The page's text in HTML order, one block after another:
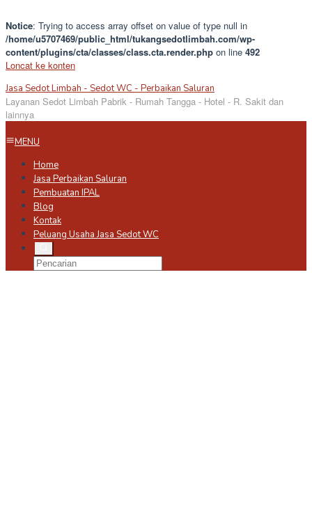
Notice: Trying to access array offset on value of type null in
/home/u5707469/public_html/tukangsedotlimbah.com/wp-
content/plugins/cta/classes/class.cta.render.php on line 492
Loncat ke konten
Jasa Sedot Limbah - Sedot WC - Perbaikan Saluran
Layanan Sedot Limbah Pabrik - Rumah Tangga - Hotel - R. Sakit dan
lainnya
MENU
Home
Jasa Perbaikan Saluran
Pembuatan IPAL
Blog
Kontak
Peluang Usaha Jasa Sedot WC